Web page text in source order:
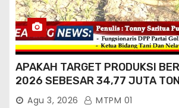
APAKAH TARGET PRODUKSI
2026 SEBESAR 34,77 JUTA
TERCAPAI ?
Agu 3, 2026 MTPM 01